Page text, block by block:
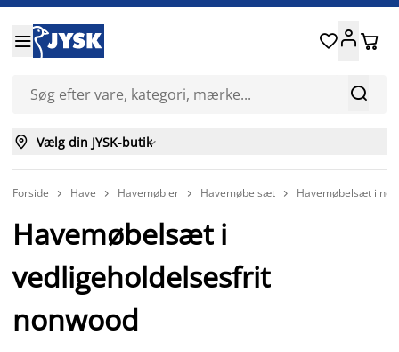


 
 Vælg din JYSK-butik
Forside  Have  Havemøbler  Havemøbelsæt  Havemøbelsæt i
Havemøbelsæt i
vedligeholdelsesfrit
nonwood